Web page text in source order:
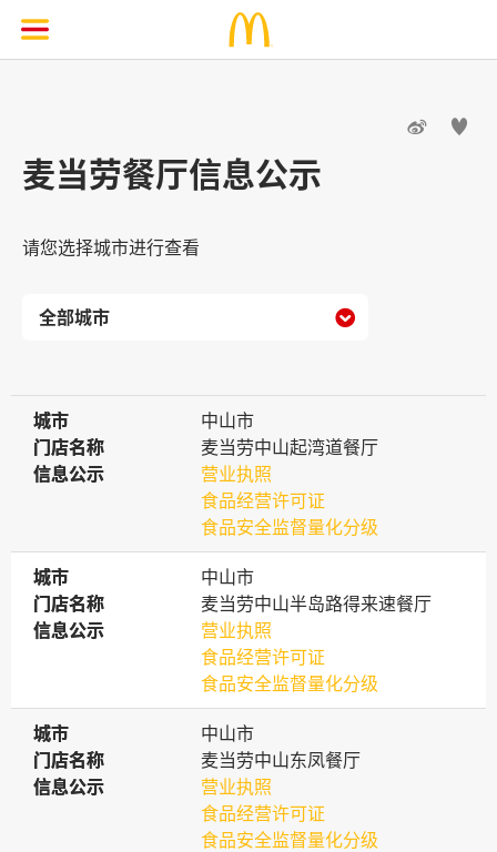
 
麦当劳餐厅信息公示
请您选择城市进行查看

城市
城市
中山市
门店名称
门店名称
麦当劳中山起湾道餐厅
信息公示
信息公示
营业执照
食品经营许可证
食品安全监督量化分级
城市
城市
中山市
门店名称
门店名称
麦当劳中山半岛路得来速餐厅
信息公示
信息公示
营业执照
食品经营许可证
食品安全监督量化分级
城市
城市
中山市
门店名称
门店名称
麦当劳中山东凤餐厅
信息公示
信息公示
营业执照
食品经营许可证
食品安全监督量化分级